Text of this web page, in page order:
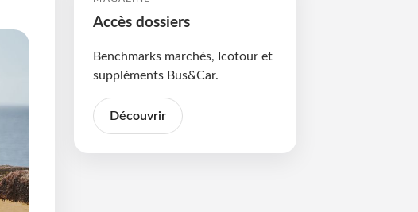
Accès dossiers
Benchmarks marchés, Icotour et
suppléments Bus&Car.
Découvrir